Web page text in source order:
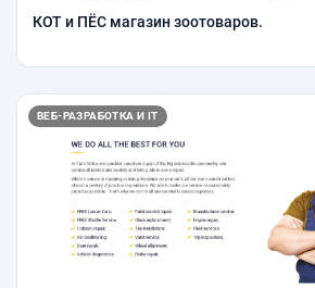
КОТ и ПЁС магазин зоотоваров.
ВЕБ-РАЗРАБОТКА И IT